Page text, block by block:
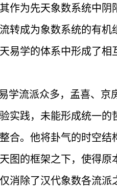
作为先天象数系统中
转成为象数系统的有
易学的体系中形成了相
学流派众多，孟喜、京
实践，未能形成统一
合。他将卦气的时空结
图的框架之下，使得原
消除了汉代象数各流